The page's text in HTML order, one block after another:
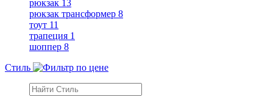
рюкзак 13
рюкзак трансформер 8
тоут 11
трапеция 1
шоппер 8
Стиль